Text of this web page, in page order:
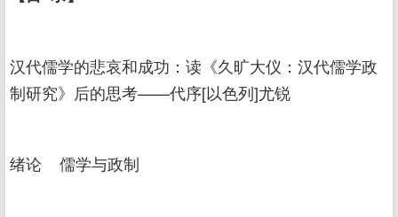
汉代儒学的悲哀和成功：读《久旷大仪：汉代儒学政
制研究》后的思考——代序[以色列]尤锐
绪论 儒学与政制